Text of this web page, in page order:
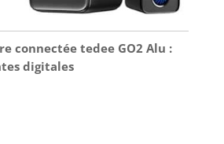
connectée tedee GO2 Alu :
digitales